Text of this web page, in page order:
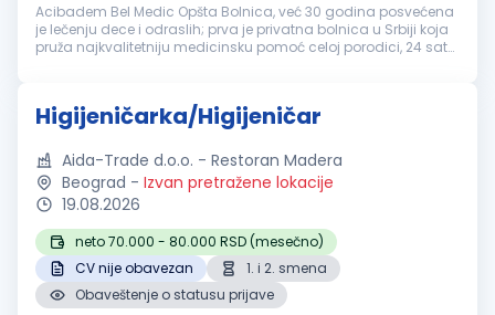
Acibadem Bel Medic Opšta Bolnica, već 30 godina posvećena
je lečenju dece i odraslih; prva je privatna bolnica u Srbiji koja
pruža najkvalitetniju medicinsku pomoć celoj porodici, 24 sata
Higijeničarka/Higijeničar
Aida-Trade d.o.o. - Restoran Madera
Beograd - Izvan pretražene lokacije
19.08.2026
neto 70.000 - 80.000 RSD (mesečno)
CV nije obavezan
1. i 2. smena
Obaveštenje o statusu prijave